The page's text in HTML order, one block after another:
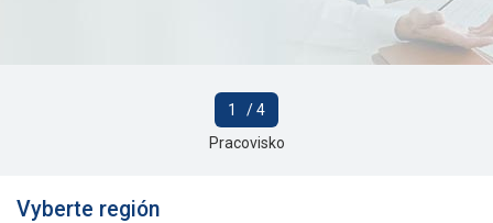
1
/ 4
Pracovisko
Vyberte región